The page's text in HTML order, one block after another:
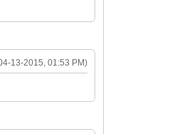
13-2015, 01:53 PM)